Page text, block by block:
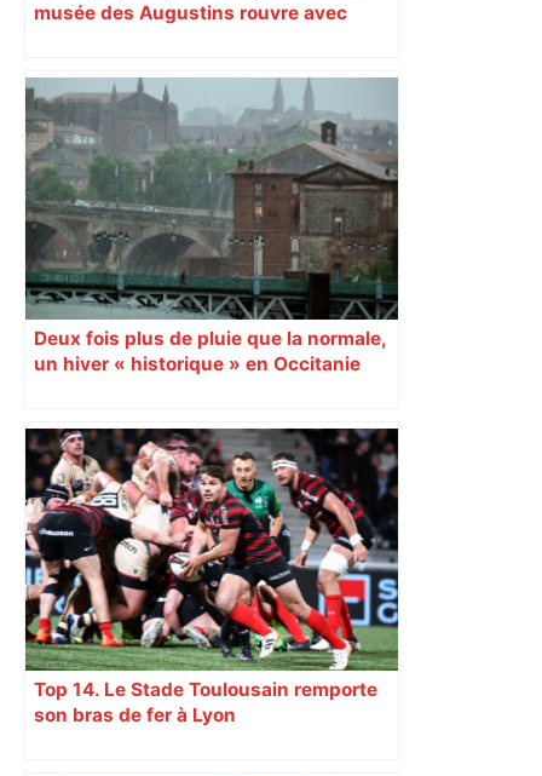
musée des Augustins rouvre avec
Deux fois plus de pluie que la normale,
un hiver « historique » en Occitanie
Top 14. Le Stade Toulousain remporte
son bras de fer à Lyon